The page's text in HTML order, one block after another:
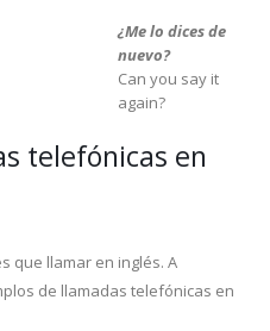
¿Me lo dices de
nuevo?
Can you say it
again?
telefónicas en
que llamar en inglés. A
de llamadas telefónicas en